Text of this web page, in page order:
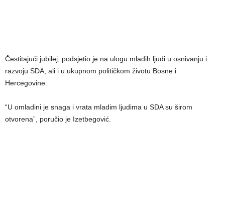
Čestitajući jubilej, podsjetio je na ulogu mladih ljudi u osnivanju i
razvoju SDA, ali i u ukupnom političkom životu Bosne i
Hercegovine.
“U omladini je snaga i vrata mladim ljudima u SDA su širom
otvorena”, poručio je Izetbegović.